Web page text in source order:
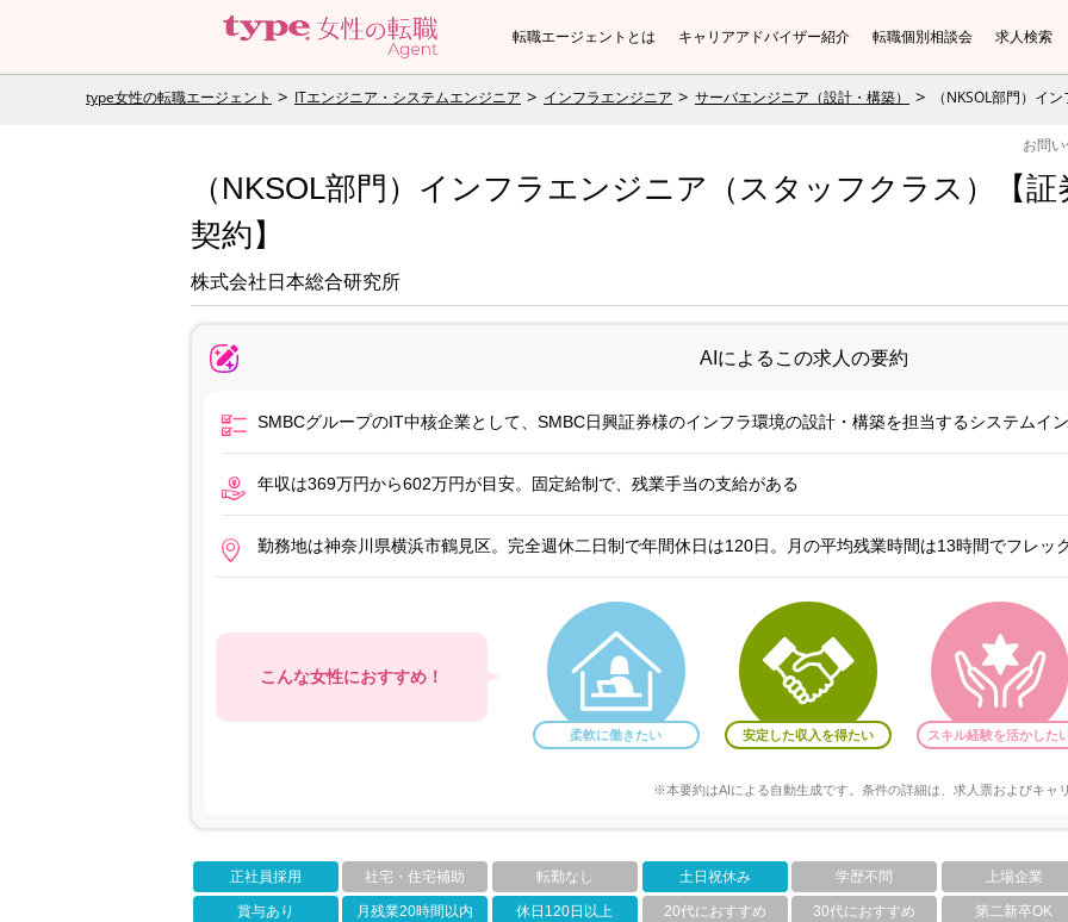
転職エージェントとは キャリアアドバイザー紹介 転職個別相談会 求人検索
type女性の転職エージェント ITエンジニア・システムエンジニア インフラエンジニア サーバエンジニア（設計・構築） （NKSOL部門）イ
お問
（NKSOL部門）インフラエンジニア（スタッフクラス）【
契約】
株式会社日本総合研究所
AIによるこの求人の要約
SMBCグループのIT中核企業として、SMBC日興証券様のインフラ環境の設計・構築を担当するシステムイ
年収は369万円から602万円が目安。固定給制で、残業手当の支給がある
勤務地は神奈川県横浜市鶴見区。完全週休二日制で年間休日は120日。月の平均残業時間は13時間でフレッ
こんな女性におすすめ！
柔軟に働きたい 安定した収入を得たい スキル経験を活かした
※本要約はAIによる自動生成です。条件の詳細は、求人票およびキャ
正社員採用 社宅・住宅補助 転勤なし 土日祝休み 学歴不問 上場企業
賞与あり 月残業20時間以内 休日120日以上 20代におすすめ 30代におすすめ 第二新卒OK